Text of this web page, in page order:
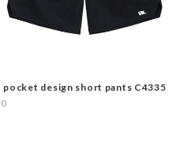
pocket design short pants C4335